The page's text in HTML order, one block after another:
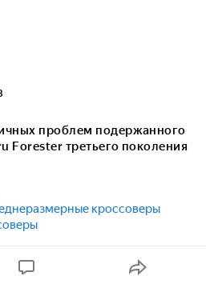
проблем подержанного
Forester третьего поколения
кроссоверы